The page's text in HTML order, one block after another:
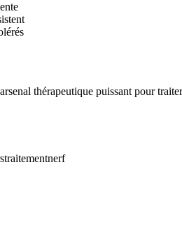
thérapeutique puissant pour
traitementnerf